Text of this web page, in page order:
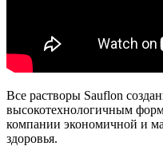
Все растворы Sauflon
высокотехнологичным
компании экономичной и
здоровья.